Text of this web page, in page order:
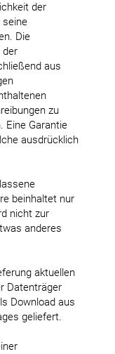
der
seine
Die
der
aus
zu
Eine Garantie
ausdrücklich
beinhaltet nur
nicht zur
anderes
aktuellen
Datenträger
Download aus
geliefert.